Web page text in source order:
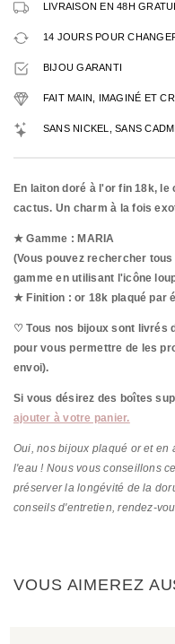
LIVRAISON EN 48H
14 JOURS POUR
BIJOU GARANTI
FAIT MAIN, IMAGINÉ ET
SANS NICKEL, SANS
En laiton doré à l'or fin 18k,
cactus. Un charm à la fois
★ Gamme : MARIA
(Vous pouvez rechercher
gamme en utilisant l'icône
★ Finition : or 18k plaqué par
♡ Tous nos bijoux sont livrés
pour vous permettre de les
envoi).
Si vous désirez des boîtes
ajouter à votre panier.
Oui, nos bijoux plaqué or et en
l'eau ! Nous vous conseillons
préserver la longévité de la
conseils d'entretien, rendez-
VOUS AIMEREZ